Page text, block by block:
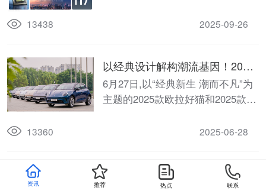
为青年”在奋斗路上对座驾“既要、
献出8重限时福利。
13438 2025-09-26
以经典设计解构潮流基因！2025
款欧拉好猫限时换新价7.98万起
6月27日,以“经典新生 潮而不凡”为
主题的2025款欧拉好猫和2025款欧
于中国保定的长城汽车技术中心盛
13360 2025-06-28
经典魅力再度绽放！2025款欧拉
好猫预售启程，8.98万元起！
6月12日,“遇见经典”2025款欧拉好
资讯 推荐 热点 联系